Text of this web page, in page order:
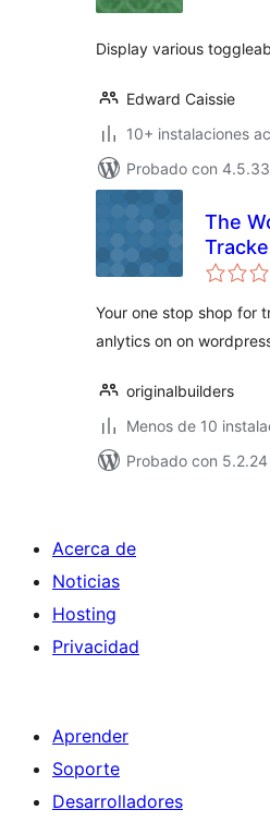
Display various
Edward Caissie
10+ instalaciones
Probado con 4.5.33
The
Your one stop shop for
anlytics on on
originalbuilders
Menos de 10
Probado con 5.2.24
Acerca de
Noticias
Hosting
Privacidad
Aprender
Soporte
Desarrolladores